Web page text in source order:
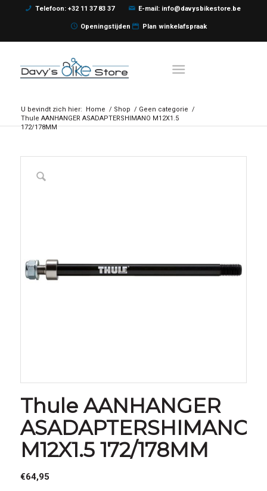
Telefoon: +32 11 37 83 37 E-mail: info@davysbikestore.be
Openingstijden Plan winkelafspraak
U bevindt zich hier: Home / Shop / Geen categorie /
Thule AANHANGER ASADAPTERSHIMANO M12X1.5
172/178MM
Thule AANHANGER
ASADAPTERSHIMANO
M12X1.5 172/178MM
€64,95